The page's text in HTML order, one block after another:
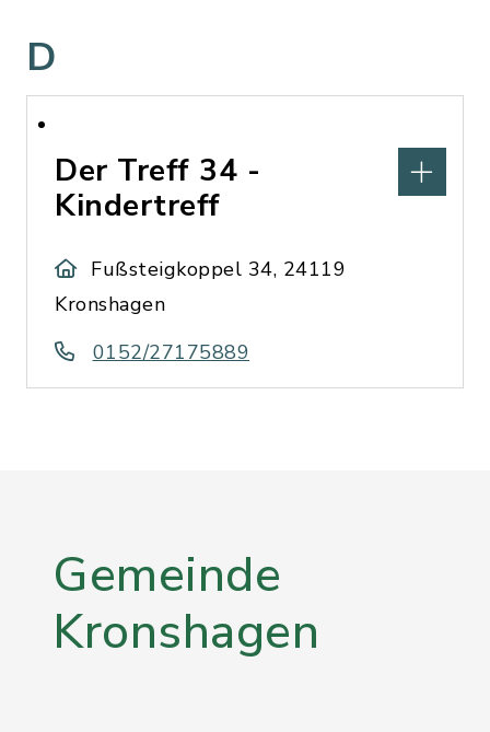
D
Der Treff 34 -
Kindertreff
Fußsteigkoppel 34, 24119
Kronshagen
0152/27175889
Gemeinde
Kronshagen